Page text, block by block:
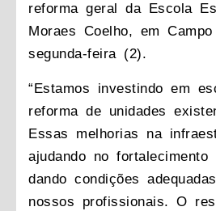
reforma geral da Escola
Moraes Coelho, em
segunda-feira (2).
“Estamos investindo em
reforma de unidades
Essas melhorias na
ajudando no fortalecimento
dando condições
nossos profissionais. O